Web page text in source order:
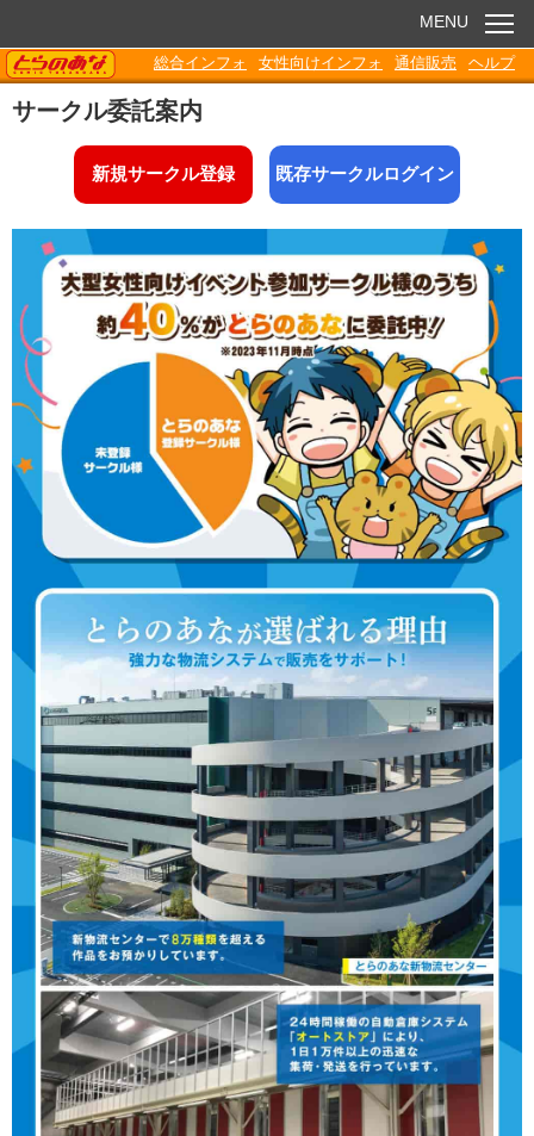
お知らせ
電子書籍
Q&A
各種ダウンロード
MENU
TORANOANA
総合インフォ 女性向けインフォ 通信販売 ヘルプ
サークル委託案内
新規サークル登録 既存サークルログイン